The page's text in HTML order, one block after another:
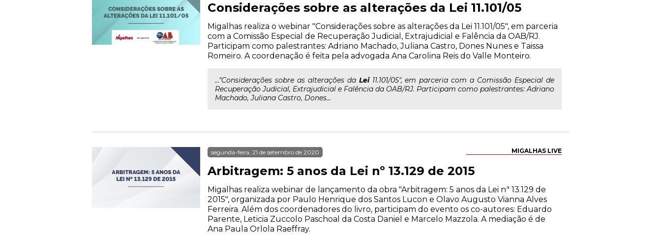
Considerações sobre as alterações da Lei 11.101/05
Migalhas realiza o webinar "Considerações sobre as alterações da Lei 11.101/05", em parceria
com a Comissão Especial de Recuperação Judicial, Extrajudicial e Falência da OAB/RJ.
Participam como palestrantes: Adriano Machado, Juliana Castro, Dones Nunes e Taissa
Romeiro. A coordenação é feita pela advogada Ana Carolina Reis do Valle Monteiro.
..."Considerações sobre as alterações da Lei11.101/05", em parceria com a Comissão Especial de
Recuperação Judicial, Extrajudicial e Falência da OAB/RJ. Participam como palestrantes: Adriano
Machado, Juliana Castro, Dones...
MIGALHAS LIVE
segunda-feira, 21 de setembro de 2020
Arbitragem: 5 anos da Lei nº 13.129 de 2015
Migalhas realiza webinar de lançamento da obra "Arbitragem: 5 anos da Lei nª 13.129 de
2015", organizada por Paulo Henrique dos Santos Lucon e Olavo Augusto Vianna Alves
Ferreira. Além dos coordenadores do livro, participam do evento os co-autores: Eduardo
Parente, Leticia Zuccolo Paschoal da Costa Daniel e Marcelo Mazzola. A mediação é de
Ana Paula Orlola Raeffray.